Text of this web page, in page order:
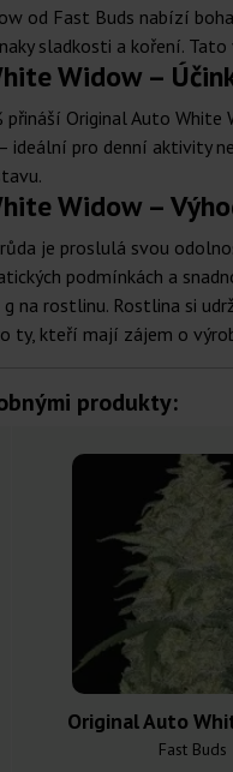
od Fast Buds nabízí
sladkosti a koření.
Widow –
přináší Original Auto
ideální pro denní aktivity
Widow –
je proslulá svou
podmínkách a
na rostlinu. Rostlina si
ty, kteří mají zájem o
produkty:
Original Auto
Fast Buds